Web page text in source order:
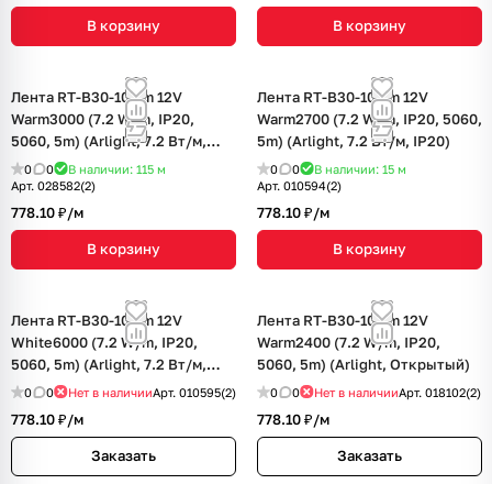
В корзину В корзину
Лента RT-B30-10mm 12V
Warm3000 (7.2 W/m, IP20,
5060, 5m) (Arlight, 7.2 Вт/м,
IP20)
0 0 В наличии: 115 м
Арт. 028582(2)
778.10 ₽/м
В корзину
Лента RT-B30-10mm 12V
Warm2700 (7.2 W/m, IP20, 5060,
5m) (Arlight, 7.2 Вт/м, IP20)
0 0 В наличии: 15 м
Арт. 010594(2)
778.10 ₽/м
В корзину
Лента RT-B30-10mm 12V
White6000 (7.2 W/m, IP20,
5060, 5m) (Arlight, 7.2 Вт/м,
IP20)
0 0 Нет в наличииАрт. 010595(2)
778.10 ₽/м
Заказать
Лента RT-B30-10mm 12V
Warm2400 (7.2 W/m, IP20,
5060, 5m) (Arlight, Открытый)
0 0 Нет в наличииАрт. 018102(2)
778.10 ₽/м
Заказать